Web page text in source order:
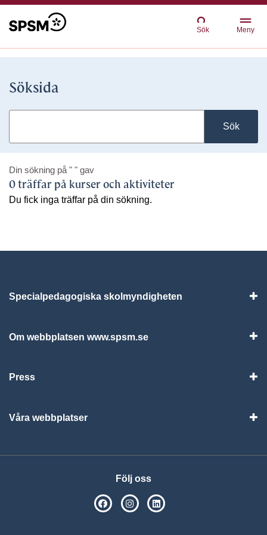
Sök Meny
Söksida
Sök
Din sökning på " " gav
0 träffar på kurser och aktiviteter
Du fick inga träffar på din sökning.
Specialpedagogiska skolmyndigheten
Om webbplatsen www.spsm.se
Press
Våra webbplatser
Följ oss
SPSM på Facebook
SPSM på Instagram